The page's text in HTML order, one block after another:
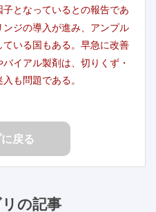
となっているとの報告であ
ジの導入が進み、アンプル
いる国もある。早急に改善
イアル製剤は、切りくず・
も問題である。
戻る
の記事